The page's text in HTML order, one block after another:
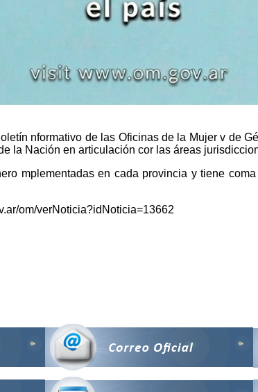
nformativo de las Oficinas de la Mujer v de
la Nación en articulación cor las áreas
mplementadas en cada provincia y tiene
om/verNoticia?idNoticia=13662